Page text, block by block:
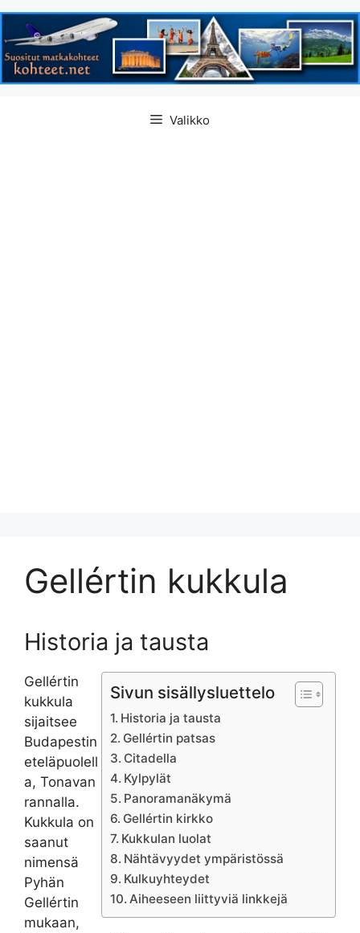
Valikko
Gellértin kukkula
Historia ja tausta
Sivun sisällysluettelo
Historia ja tausta
Gellértin patsas
Citadella
Kylpylät
Panoramanäkymä
Gellértin kirkko
Kukkulan luolat
Nähtävyydet ympäristössä
Kulkuyhteydet
Aiheeseen liittyviä linkkejä
Gellértin
kukkula
sijaitsee
Budapestin
eteläpuolell
a, Tonavan
rannalla.
Kukkula on
saanut
nimensä
Pyhän
Gellértin
mukaan,